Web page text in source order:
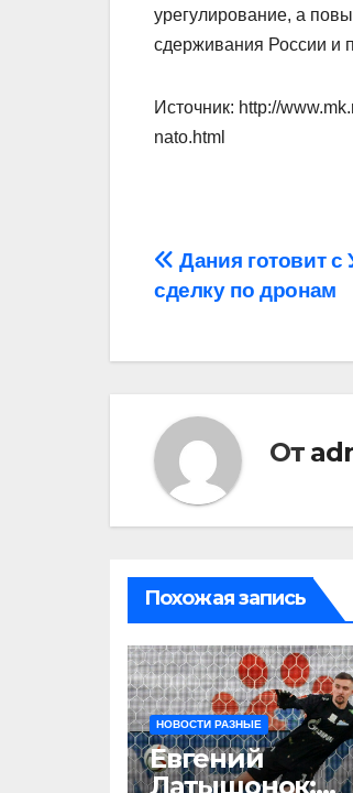
урегулирование, а
сдерживания России и
Источник: http://
nato.html
Навигация
по
записям
Дания готовит
сделку по дронам
От
Похожая запись
НОВОСТИ РАЗНЫЕ
Евгений
Латышонок: